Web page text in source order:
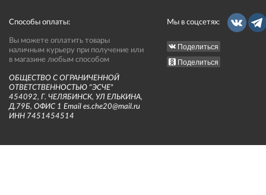
Способы оплаты:
Вы можете оплатить товары
наличным курьеру при получение или
в магазине любым способом
ОБЩЕСТВО С ОГРАНИЧЕННОЙ
ОТВЕТСТВЕННОСТЬЮ "ЭСЧЕ"
454092, Г. ЧЕЛЯБИНСК, УЛ ЕЛЬКИНА,
Д.79Б, ОФИС 1 Email es.che20@mail.ru
ИНН 7451454514
Мы в соцсетях:
Поделиться
Поделиться